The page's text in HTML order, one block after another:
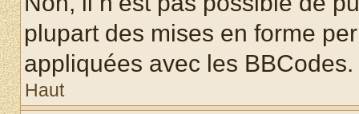
plupart des mises en forme
appliquées avec les BBCodes.
Haut